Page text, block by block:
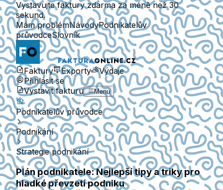
Vystavujte faktury zdarma za méně než 30
sekund.
Mám problémNávodyPodnikatelův
průvodceSlovník
Faktury Exporty
Výdaje
Přihlásit se
Vystavit fakturu
Menu
Podnikatelův průvodce
Podnikání
Strategie podnikání
Plán podnikatele: Nejlepší tipy a triky pro
hladké převzetí podniku